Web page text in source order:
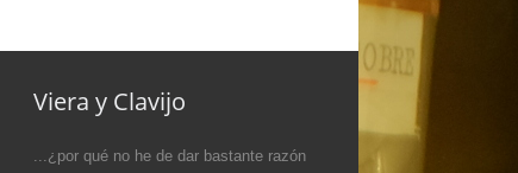
Viera y Clavijo
...¿por qué no he de dar bastante razón